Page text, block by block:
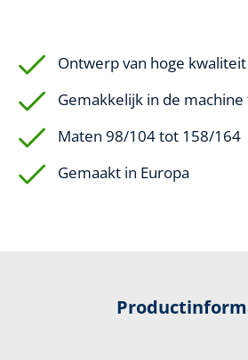
Ontwerp van hoge kwaliteit
Gemakkelijk in de machine
Maten 98/104 tot 158/164
Gemaakt in Europa